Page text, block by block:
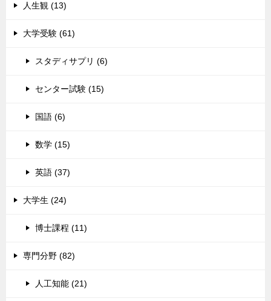
人生観 (13)
大学受験 (61)
スタディサプリ (6)
センター試験 (15)
国語 (6)
数学 (15)
英語 (37)
大学生 (24)
博士課程 (11)
専門分野 (82)
人工知能 (21)